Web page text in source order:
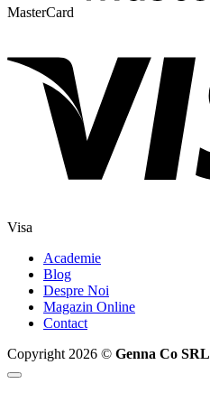
MasterCard
Visa
Academie
Blog
Despre Noi
Magazin Online
Contact
Copyright 2026 © Genna Co SRL